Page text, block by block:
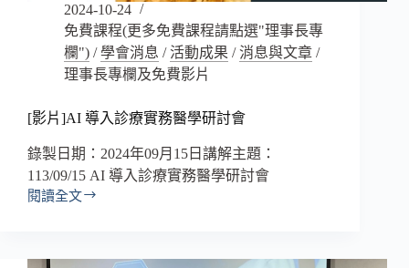
2024-10-24
免費課程(更多免費課程請點選"理事長專
欄") /學會消息 / 活動成果 /消息與文章 /
理事長專欄及免費影片
[影片]AI 導入診療實務醫學研討會
錄製日期：2024年09月15日講解主題：
113/09/15 AI 導入診療實務醫學研討會
閱讀全文